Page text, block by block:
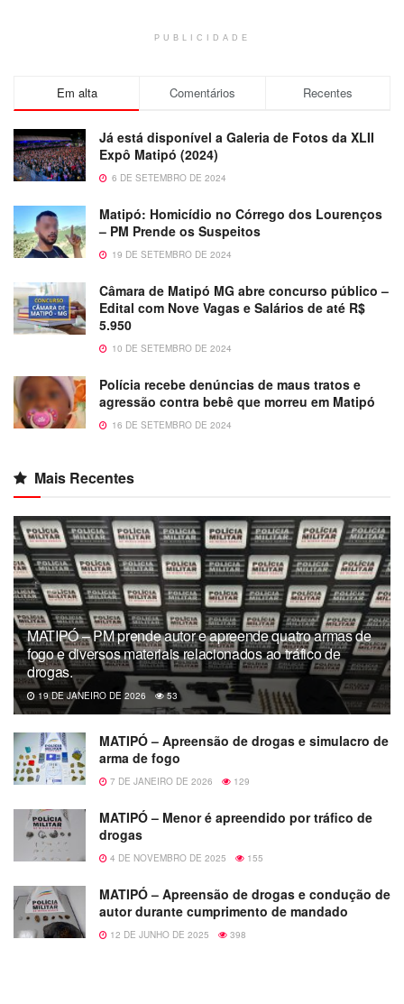
PUBLICIDADE
Em alta Comentários Recentes
Já está disponível a Galeria de Fotos da XLII
Expô Matipó (2024)
6 DE SETEMBRO DE 2024
Matipó: Homicídio no Córrego dos Lourenços
– PM Prende os Suspeitos
19 DE SETEMBRO DE 2024
Câmara de Matipó MG abre concurso público –
Edital com Nove Vagas e Salários de até R$
5.950
10 DE SETEMBRO DE 2024
Polícia recebe denúncias de maus tratos e
agressão contra bebê que morreu em Matipó
16 DE SETEMBRO DE 2024
Mais Recentes
MATIPÓ – PM prende autor e apreende quatro armas de
fogo e diversos materiais relacionados ao tráfico de
drogas.
19 DE JANEIRO DE 2026 53
MATIPÓ – Apreensão de drogas e simulacro de
arma de fogo
7 DE JANEIRO DE 2026 129
MATIPÓ – Menor é apreendido por tráfico de
drogas
4 DE NOVEMBRO DE 2025 155
MATIPÓ – Apreensão de drogas e condução de
autor durante cumprimento de mandado
12 DE JUNHO DE 2025 398